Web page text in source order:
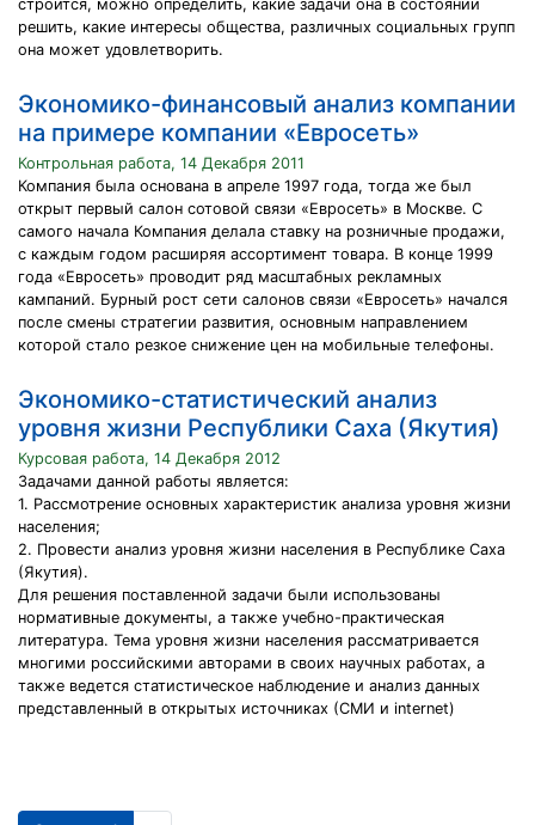
строится, можно определить, какие задачи она в состоянии
решить, какие интересы общества, различных социальных групп
она может удовлетворить.
Экономико-финансовый анализ компании
на примере компании «Евросеть»
Контрольная работа, 14 Декабря 2011
Компания была основана в апреле 1997 года, тогда же был
открыт первый салон сотовой связи «Евросеть» в Москве. С
самого начала Компания делала ставку на розничные продажи,
с каждым годом расширяя ассортимент товара. В конце 1999
года «Евросеть» проводит ряд масштабных рекламных
кампаний. Бурный рост сети салонов связи «Евросеть» начался
после смены стратегии развития, основным направлением
которой стало резкое снижение цен на мобильные телефоны.
Экономико-статистический анализ
уровня жизни Республики Саха (Якутия)
Курсовая работа, 14 Декабря 2012
Задачами данной работы является:
1. Рассмотрение основных характеристик анализа уровня жизни
населения;
2. Провести анализ уровня жизни населения в Республике Саха
(Якутия).
Для решения поставленной задачи были использованы
нормативные документы, а также учебно-практическая
литература. Тема уровня жизни населения рассматривается
многими российскими авторами в своих научных работах, а
также ведется статистическое наблюдение и анализ данных
представленный в открытых источниках (СМИ и internet)